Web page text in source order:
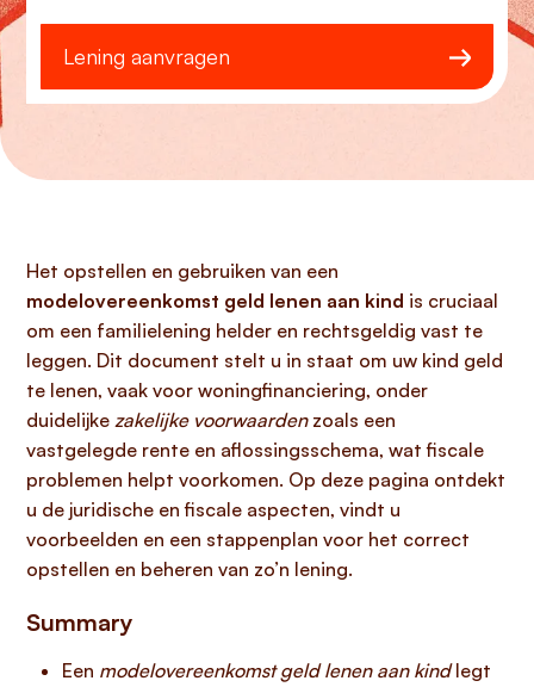
Lening aanvragen
Het opstellen en gebruiken van een
modelovereenkomst geld lenen aan kind is cruciaal
om een familielening helder en rechtsgeldig vast te
leggen. Dit document stelt u in staat om uw kind geld
te lenen, vaak voor woningfinanciering, onder
duidelijke zakelijke voorwaardenzoals een
vastgelegde rente en aflossingsschema, wat fiscale
problemen helpt voorkomen. Op deze pagina ontdekt
u de juridische en fiscale aspecten, vindt u
voorbeelden en een stappenplan voor het correct
opstellen en beheren van zo’n lening.
Summary
Een modelovereenkomst geld lenen aan kindlegt